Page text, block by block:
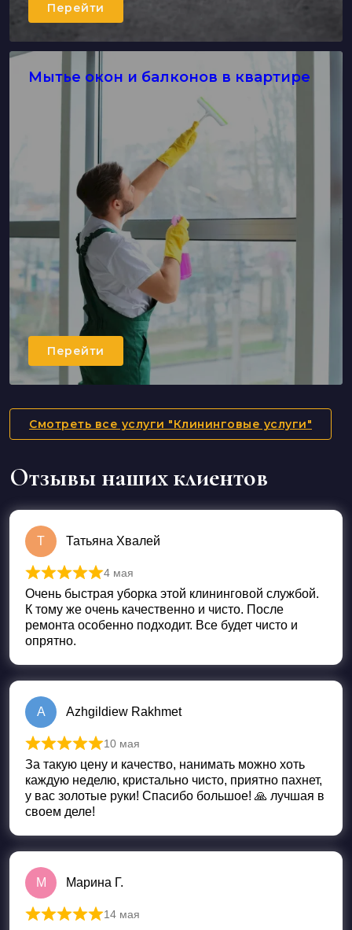
Перейти
Мытье окон и балконов в квартире
Перейти
Смотреть все услуги "Клининговые услуги"
Отзывы наших клиентов
Т Татьяна Хвалей
Оценка
4 мая
Очень быстрая уборка этой клининговой службой.
К тому же очень качественно и чисто. После
ремонта особенно подходит. Все будет чисто и
опрятно.
A Azhgildiew Rakhmet
Оценка
10 мая
За такую цену и качество, нанимать можно хоть
каждую неделю, кристально чисто, приятно пахнет,
у вас золотые руки! Спасибо большое! 🙏 лучшая в
своем деле!
М Марина Г.
Оценка
14 мая